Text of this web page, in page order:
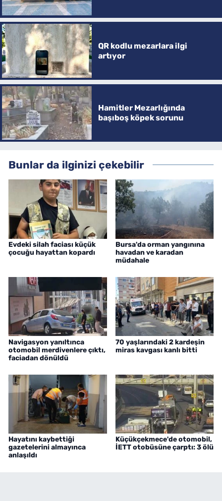
QR kodlu mezarlara ilgi
artıyor
Hamitler Mezarlığında
başıboş köpek sorunu
Bunlar da ilginizi çekebilir
Evdeki silah faciası küçük
çocuğu hayattan kopardı
Bursa'da orman yangınına
havadan ve karadan
müdahale
Navigasyon yanıltınca
otomobil merdivenlere çıktı,
faciadan dönüldü
70 yaşlarındaki 2 kardeşin
miras kavgası kanlı bitti
Hayatını kaybettiği
gazetelerini almayınca
anlaşıldı
Küçükçekmece'de otomobil,
İETT otobüsüne çarptı: 3 ölü